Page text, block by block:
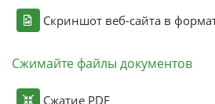
Скриншот веб-сайта в
Сжимайте файлы документов
Сжатие PDF